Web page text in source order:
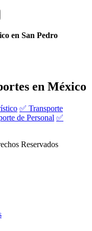
en San Pedro
en México
✅ Transporte
de Personal ✅
Reservados